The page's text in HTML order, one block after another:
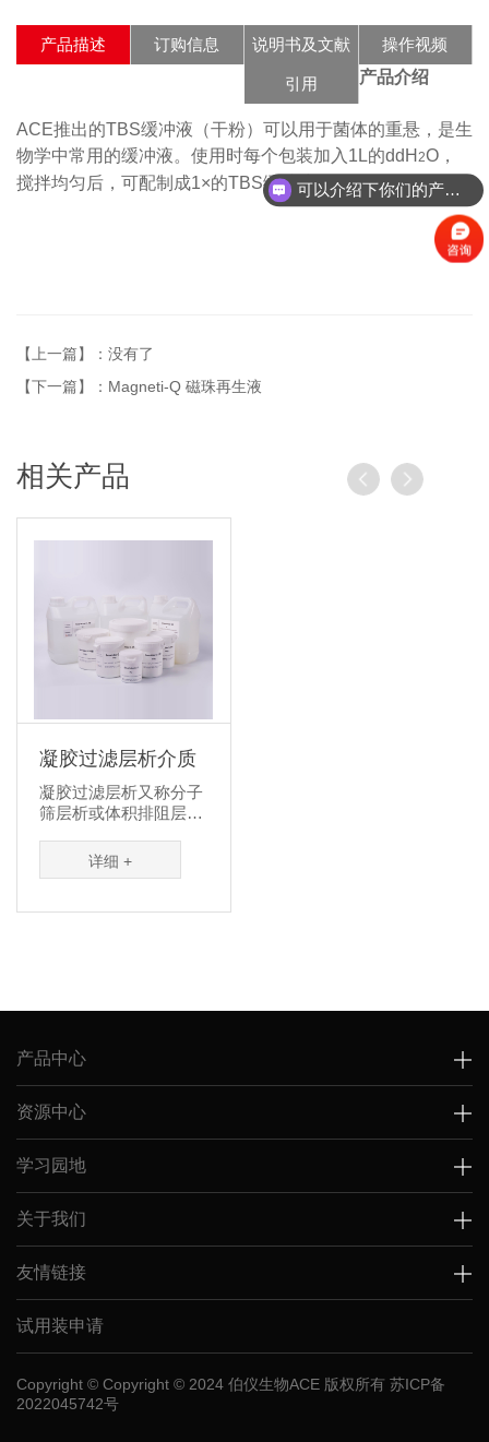
产品描述 订购信息 说明书及文献
引用
操作视频
产品介绍
ACE推出的TBS缓冲液（干粉）可以用于菌体的重悬，是生
物学中常用的缓冲液。使用时每个包装加入1L的ddH 2O，
搅拌均匀后，可配制成1×的TBS缓冲液。
【上一篇】：没有了
【下一篇】：Magneti-Q 磁珠再生液
相关产品
凝胶过滤层析介质
凝胶过滤层析又称分子
筛层析或体积排阻层
料时，根据被分离样品
中各组分的物理尺寸的
详细 +
产品中心
资源中心
学习园地
关于我们
友情链接
试用装申请
Copyright © Copyright © 2024 伯仪生物ACE 版权所有 苏ICP备
2022045742号
可以介绍下你们的产品么？